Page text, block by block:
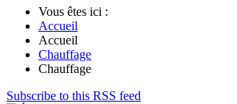
Vous êtes ici :
Accueil
Accueil
Chauffage
Chauffage
Subscribe to this RSS feed